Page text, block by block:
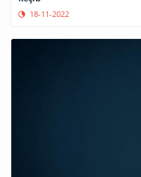
18-11-2022